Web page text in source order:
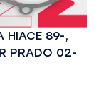
89-,
PRADO 02-